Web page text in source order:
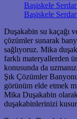
Başiskele
Başiskele
Duşakabin su kaçağı
çözümler sunarak
sağlıyoruz. Mika
farklı materyallerden
konusunda da
Şık Çözümler
görünüm elde etmek
Mika Duşakabin
duşakabinlerinizi